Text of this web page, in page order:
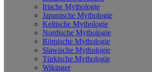
Irische Mythologie
Japanische Mythologie
Keltische Mythologie
Nordische Mythologie
Römische Mythologie
Slawische Mythologie
Türkische Mythologie
Wikinger